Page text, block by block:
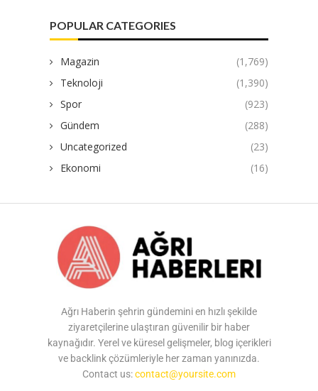
POPULAR CATEGORIES
Magazin
(1,769)
Teknoloji
(1,390)
Spor
(923)
Gündem
(288)
Uncategorized
(23)
Ekonomi
(16)
Ağrı Haberin şehrin gündemini en hızlı şekilde
ziyaretçilerine ulaştıran güvenilir bir haber
kaynağıdır. Yerel ve küresel gelişmeler, blog içerikleri
ve backlink çözümleriyle her zaman yanınızda.
Contact us:contact@yoursite.com